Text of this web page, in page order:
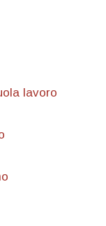
lavoro